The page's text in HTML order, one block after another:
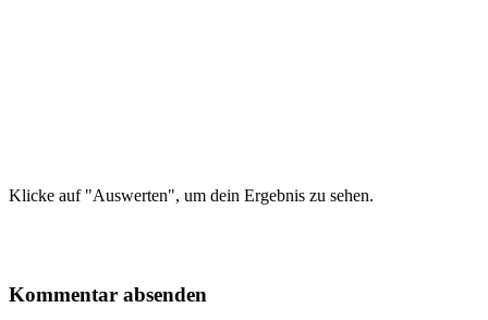
Klicke auf "Auswerten", um dein Ergebnis zu sehen.
Kommentar absenden